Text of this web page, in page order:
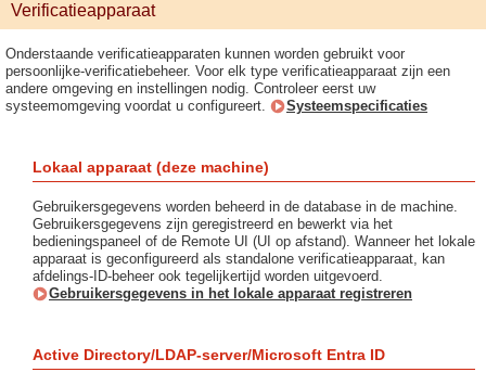
Verificatieapparaat
Onderstaande verificatieapparaten kunnen worden gebruikt voor
persoonlijke-verificatiebeheer. Voor elk type verificatieapparaat zijn een
andere omgeving en instellingen nodig. Controleer eerst uw
systeemomgeving voordat u configureert.
Systeemspecificaties
Lokaal apparaat (deze machine)
Gebruikersgegevens worden beheerd in de database in de machine.
Gebruikersgegevens zijn geregistreerd en bewerkt via het
bedieningspaneel of de Remote UI (UI op afstand). Wanneer het lokale
apparaat is geconfigureerd als standalone verificatieapparaat, kan
afdelings-ID-beheer ook tegelijkertijd worden uitgevoerd.
Gebruikersgegevens in het lokale apparaat registreren
Active Directory/LDAP-server/Microsoft Entra ID